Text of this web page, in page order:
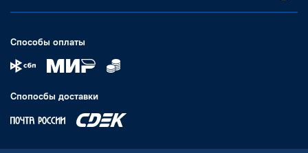
Способы оплаты
Спопосбы доставки